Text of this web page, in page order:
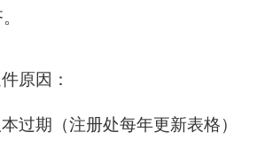
原因：
过期（注册处每年更新表格）